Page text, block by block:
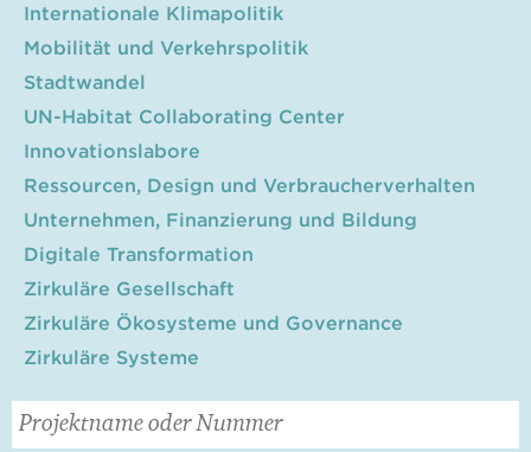
Internationale Klimapolitik
Mobilität und Verkehrspolitik
Stadtwandel
UN-Habitat Collaborating Center
Innovationslabore
Ressourcen, Design und Verbraucherverhalten
Unternehmen, Finanzierung und Bildung
Digitale Transformation
Zirkuläre Gesellschaft
Zirkuläre Ökosysteme und Governance
Zirkuläre Systeme